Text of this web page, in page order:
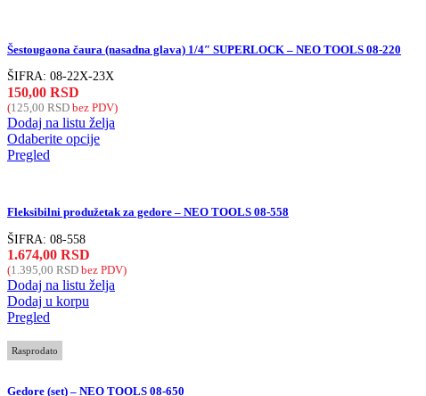
Šestougaona čaura (nasadna glava) 1/4″ SUPERLOCK – NEO TOOLS 08-220
ŠIFRA: 08-22X-23X
150,00 RSD
(125,00 RSD bez PDV)
Dodaj na listu želja
Odaberite opcije
Pregled
Fleksibilni produžetak za gedore – NEO TOOLS 08-558
ŠIFRA: 08-558
1.674,00 RSD
(1.395,00 RSD bez PDV)
Dodaj na listu želja
Dodaj u korpu
Pregled
Rasprodato
Gedore (set) – NEO TOOLS 08-650